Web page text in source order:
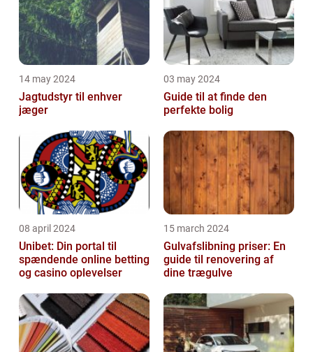
14 may 2024
Jagtudstyr til enhver
jæger
03 may 2024
Guide til at finde den
perfekte bolig
08 april 2024
Unibet: Din portal til
spændende online betting
og casino oplevelser
15 march 2024
Gulvafslibning priser: En
guide til renovering af
dine trægulve